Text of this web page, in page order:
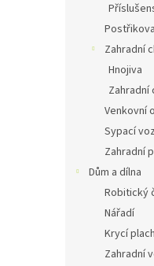
Zahradní
Hnojiva
Zahradní
Venkovní
Sypací
Zahradní
Dům a dílna
Robitický
Nářadí
Krycí
Zahradní